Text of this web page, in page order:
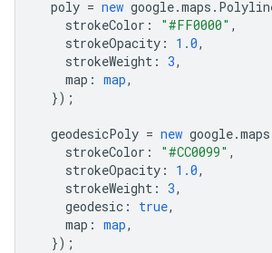
poly = new google.maps .
strokeColor : "#FF0000" ,
strokeOpacity : 1.0,
strokeWeight : 3,
map : map,
});
geodesicPoly = new google.maps
strokeColor : "#CC0099" ,
strokeOpacity : 1.0,
strokeWeight : 3,
geodesic : true,
map : map,
});